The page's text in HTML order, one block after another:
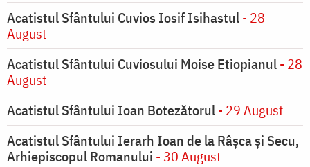
Acatistul Sfântului Cuvios Iosif Isihastul- 28
August
Acatistul Sfântului Cuviosului Moise Etiopianul- 28
August
Acatistul Sfântului Ioan Botezătorul- 29 August
Acatistul Sfântului Ierarh Ioan de la Râşca şi Secu,
Arhiepiscopul Romanului - 30 August